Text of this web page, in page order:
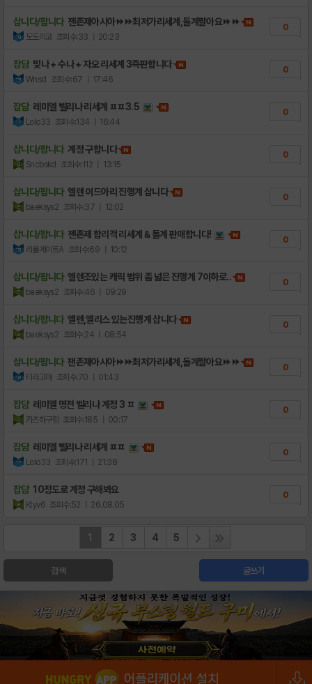
삽니다/팝니다 젠존제아시아⏩⏩최저가리세계,돌계팔아요⏩⏩
도도리코 조회수:33 | 20:23
0
잡담 빛나 + 수나 + 자오 리세계 3즉판합니다
Wnsd 조회수:67 | 17:46
0
잡담 레미엘 벨리나 리세계 ㅍㅍ3.5
Lolo33 조회수:134 | 16:44
0
삽니다/팝니다 계정 구합니다
Sncbskd 조회수:112 | 13:15
0
삽니다/팝니다 엘렌 이드아리 진행계 삽니다
baeksys2 조회수:37 | 12:02
0
삽니다/팝니다 젠존제 합리적 리세계 & 돌계 판매합니다!
리롤게이트A 조회수:69 | 10:12
0
삽니다/팝니다 엘렌조있는 캐릭 범위 좀 넓은 진행계 7이하로..
baeksys2 조회수:46 | 09:29
0
삽니다/팝니다 엘렌,엘리스 있는진행계 삽니다
baeksys2 조회수:24 | 08:54
0
삽니다/팝니다 잰존제아시아⏩⏩최저가리세계,돌계팔아요⏩⏩
티라고마 조회수:70 | 01:43
0
잡담 레미엘 명전 벨리나 계정 3 ㅍ
카즈하구함 조회수:185 | 00:17
0
잡담 레미엘 벨리나 리세계 ㅍㅍ
Lolo33 조회수:171 | 21:38
0
잡담 10정도로 계정 구해봐요
Ktyv6 조회수:52 | 26.08.05
0
1 2 3 4 5
검색 글쓰기